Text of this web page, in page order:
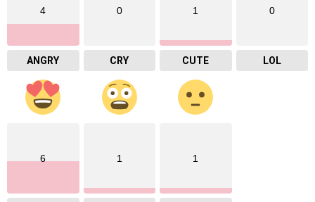
4
ANGRY
0
CRY
1
CUTE
0
LOL
6 1 1